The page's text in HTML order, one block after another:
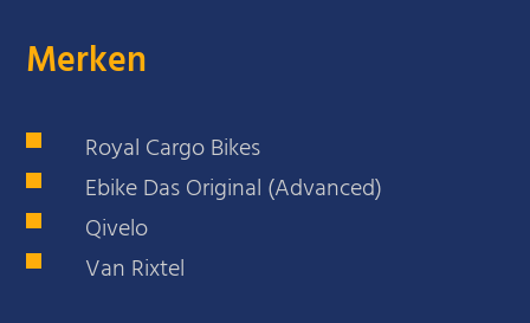
Merken
Royal Cargo Bikes
Ebike Das Original (Advanced)
Qivelo
Van Rixtel